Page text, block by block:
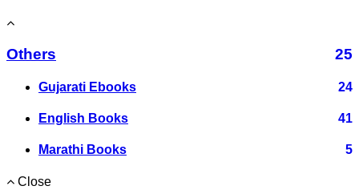
Others 25
Gujarati Ebooks 24
English Books 41
Marathi Books 5
Close